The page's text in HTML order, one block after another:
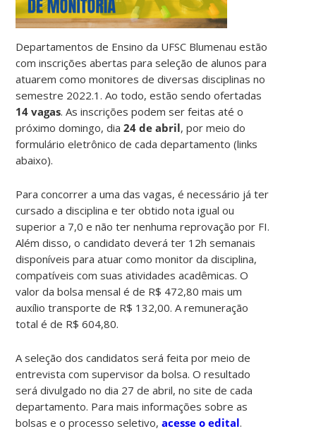
Departamentos de Ensino da UFSC Blumenau estão
com inscrições abertas para seleção de alunos para
atuarem como monitores de diversas disciplinas no
semestre 2022.1. Ao todo, estão sendo ofertadas
14 vagas. As inscrições podem ser feitas até o
próximo domingo, dia24 de abril, por meio do
formulário eletrônico de cada departamento (links
abaixo).
Para concorrer a uma das vagas, é necessário já ter
cursado a disciplina e ter obtido nota igual ou
superior a 7,0 e não ter nenhuma reprovação por FI.
Além disso, o candidato deverá ter 12h semanais
disponíveis para atuar como monitor da disciplina,
compatíveis com suas atividades acadêmicas. O
valor da bolsa mensal é de R$ 472,80 mais um
auxílio transporte de R$ 132,00. A remuneração
total é de R$ 604,80.
A seleção dos candidatos será feita por meio de
entrevista com supervisor da bolsa. O resultado
será divulgado no dia 27 de abril, no site de cada
departamento. Para mais informações sobre as
bolsas e o processo seletivo,acesse o edital.